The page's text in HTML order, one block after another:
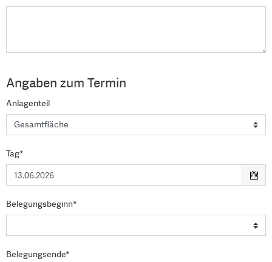
Angaben zum Termin
Anlagenteil
Tag*
Belegungsbeginn*
Belegungsende*